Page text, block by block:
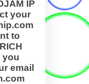
IP
your
to
you
email